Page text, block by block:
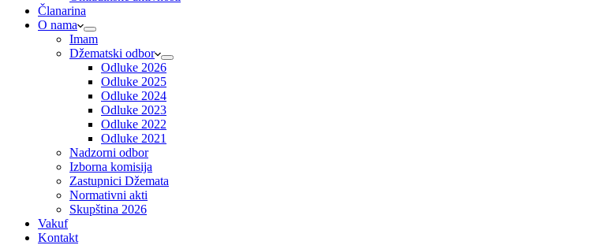
Članarina
O nama
Imam
Džematski odbor
Odluke 2026
Odluke 2025
Odluke 2024
Odluke 2023
Odluke 2022
Odluke 2021
Nadzorni odbor
Izborna komisija
Zastupnici Džemata
Normativni akti
Skupština 2026
Vakuf
Kontakt